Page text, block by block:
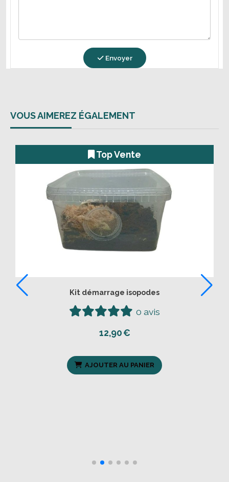
Envoyer
VOUS AIMEREZ ÉGALEMENT
Kit démarrage isopodes
12,90€
0 avis
AJOUTER AU PANIER
Top Vente